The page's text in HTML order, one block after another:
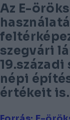
Az E-
szegvári
népi
értékeit is.